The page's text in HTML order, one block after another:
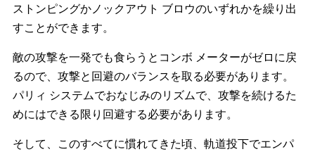
ストンピングかノックアウト ブロウのいずれかを繰り出
すことができます。
敵の攻撃を一発でも食らうとコンボ メーターがゼロに戻
るので、攻撃と回避のバランスを取る必要があります。
パリィ システムでおなじみのリズムで、攻撃を続けるた
めにはできる限り回避する必要があります。
そして、このすべてに慣れてきた頃、軌道投下でエンパ